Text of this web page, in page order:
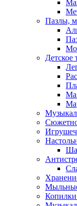
Пазлы,
Детское
Копилки